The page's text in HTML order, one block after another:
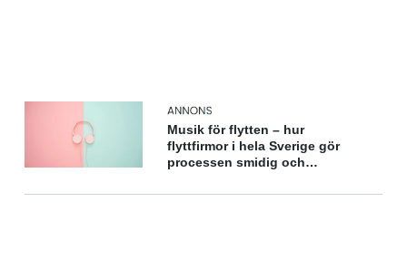
Musik för flytten – hur
flyttfirmor i hela Sverige gör
processen smidig och